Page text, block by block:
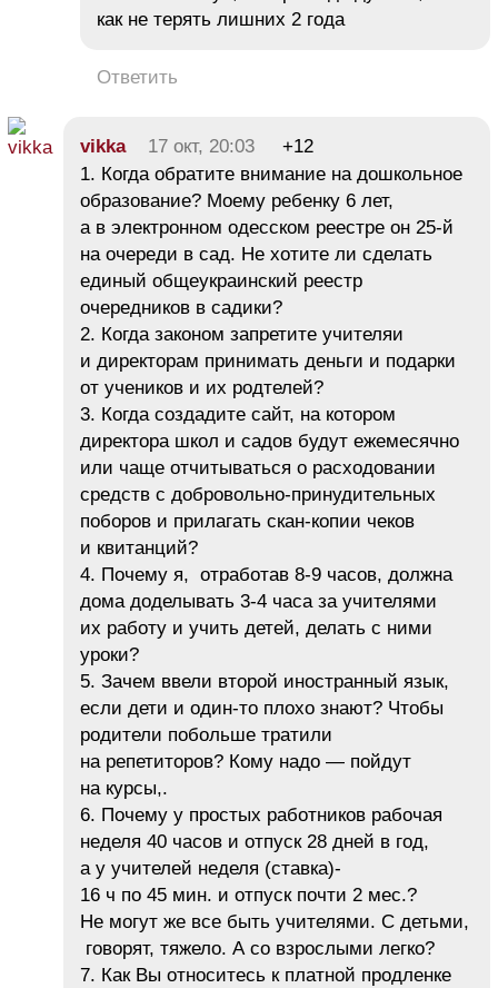
как не терять лишних 2 года
Ответить
vikka 17 окт, 20:03
+12
1. Когда обратите внимание на дошкольное
образование? Моему ребенку 6 лет,
а в электронном одесском реестре он 25-й
на очереди в сад. Не хотите ли сделать
единый общеукраинский реестр
очередников в садики?
2. Когда законом запретите учителяи
и директорам принимать деньги и подарки
от учеников и их родтелей?
3. Когда создадите сайт, на котором
директора школ и садов будут ежемесячно
или чаще отчитываться о расходовании
средств с добровольно-принудительных
поборов и прилагать скан-копии чеков
и квитанций?
4. Почему я, отработав 8-9 часов, должна
дома доделывать 3-4 часа за учителями
их работу и учить детей, делать с ними
уроки?
5. Зачем ввели второй иностранный язык,
если дети и один-то плохо знают? Чтобы
родители побольше тратили
на репетиторов? Кому надо — пойдут
на курсы,.
6. Почему у простых работников рабочая
неделя 40 часов и отпуск 28 дней в год,
а у учителей неделя (ставка)-
16 ч по 45 мин. и отпуск почти 2 мес.?
Не могут же все быть учителями. С детьми,
говорят, тяжело. А со взрослыми легко?
7. Как Вы относитесь к платной продленке